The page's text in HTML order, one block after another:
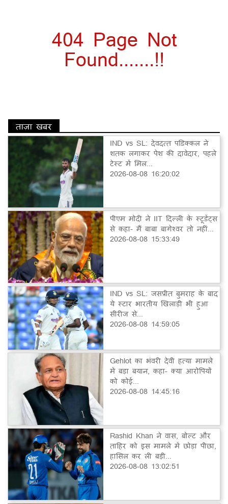
404 Page Not
Found.......!!
ताज़ा खबर
IND vs SL: देवदत्त पडिक्कल ने
शतक लगाकर पेश की दावेदार, पहले
टेस्ट में मिल...
2026-08-08 16:20:02
पीएम मोदी ने IIT दिल्ली के स्टूडेंट्स
से कहा- मैं बाबा बागेश्वर तो नहीं...
2026-08-08 15:33:49
IND vs SL: जसप्रीत बुमराह के बाद
ये स्टार भारतीय खिलाड़ी भी हुआ
सीरीज से...
2026-08-08 14:59:05
Gehlot का भंवरी देवी हत्या मामले
में बड़ा बयान, कहा- क्या आरोपियों
को कोई...
2026-08-08 14:45:16
Rashid Khan ने वास, बोल्ट और
ताहिर को इस मामले में छोड़ा पीछा,
हासिल कर ली बड़ी...
2026-08-08 13:02:51